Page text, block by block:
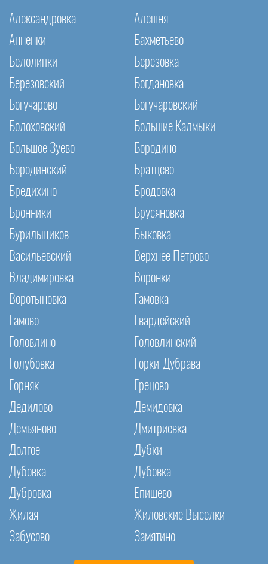
Александровка
Алешня
Анненки
Бахметьево
Белолипки
Березовка
Березовский
Богдановка
Богучарово
Богучаровский
Болоховский
Большие Калмыки
Большое Зуево
Бородино
Бородинский
Братцево
Бредихино
Бродовка
Бронники
Брусяновка
Бурильщиков
Быковка
Васильевский
Верхнее Петрово
Владимировка
Воронки
Воротыновка
Гамовка
Гамово
Гвардейский
Головлино
Головлинский
Голубовка
Горки-Дубрава
Горняк
Грецово
Дедилово
Демидовка
Демьяново
Дмитриевка
Долгое
Дубки
Дубовка
Дубовка
Дубровка
Епишево
Жилая
Жиловские Выселки
Забусово
Замятино